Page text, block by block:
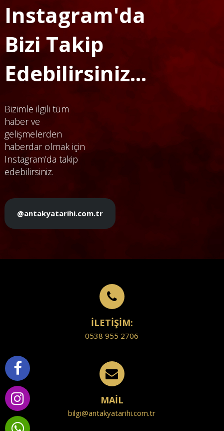
Instagram'da
Bizi Takip
Edebilirsiniz...
Bizimle ilgili tüm
haber ve
gelişmelerden
haberdar olmak için
Instagram’da takip
edebilirsiniz.
@antakyatarihi.com.tr
İLETİŞİM:
0538 955 2706
MAİL
bilgi@antakyatarihi.com.tr